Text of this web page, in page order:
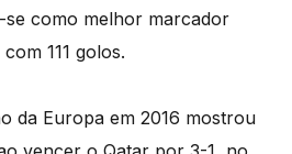
se como melhor marcador
111 golos.
da Europa em 2016 mostrou